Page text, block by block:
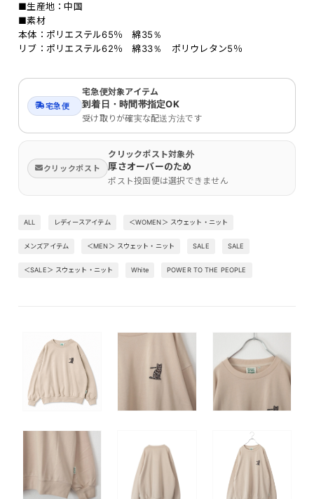
■生産地：中国
■素材
本体：ポリエステル65％ 綿35％
リブ：ポリエステル62％ 綿33％ ポリウレタン5％
宅急便
宅急便対象アイテム
到着日・時間帯指定OK
受け取りが確実な配送方法です
クリックポスト
クリックポスト対象外
厚さオーバーのため
ポスト投函便は選択できません
ALL レディースアイテム ＜WOMEN＞ スウェット・ニット
メンズアイテム ＜MEN＞ スウェット・ニット SALE SALE
＜SALE＞ スウェット・ニット White POWER TO THE PEOPLE